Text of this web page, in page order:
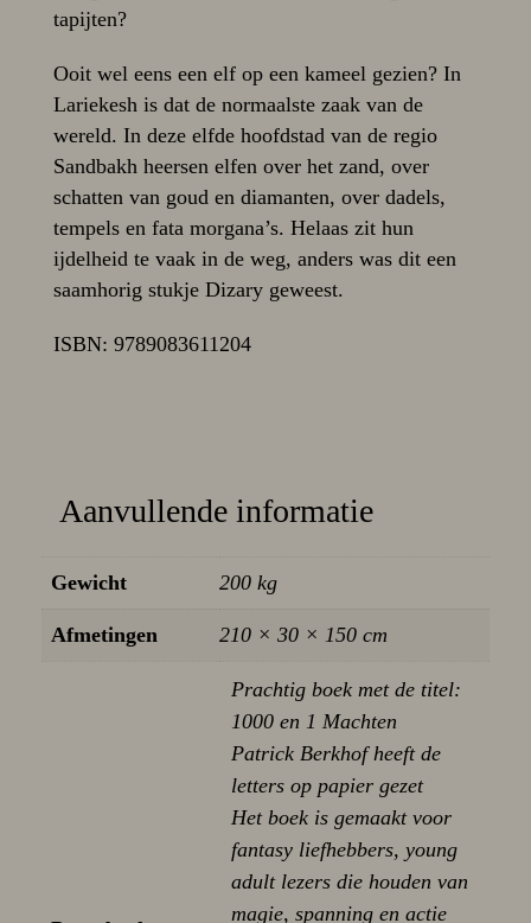
tapijten?
Ooit wel eens een elf op een kameel gezien? In
Lariekesh is dat de normaalste zaak van de
wereld. In deze elfde hoofdstad van de regio
Sandbakh heersen elfen over het zand, over
schatten van goud en diamanten, over dadels,
tempels en fata morgana’s. Helaas zit hun
ijdelheid te vaak in de weg, anders was dit een
saamhorig stukje Dizary geweest.
ISBN: 9789083611204
Aanvullende informatie
Gewicht 200 kg
Afmetingen 210 × 30 × 150 cm
Prachtig boek met de titel:
1000 en 1 Machten
Patrick Berkhof heeft de
letters op papier gezet
Het boek is gemaakt voor
fantasy liefhebbers, young
adult lezers die houden van
magie, spanning en actie